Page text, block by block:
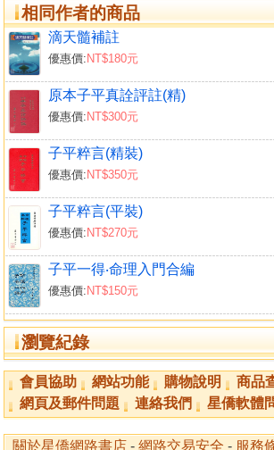
相同作者的商品
滴天髓補註
優惠價: NT$180元
原本子平真詮評註(精)
優惠價: NT$300元
子平粹言(精裝)
優惠價: NT$350元
子平粹言(平裝)
優惠價: NT$270元
子平一得‧命理入門合編
優惠價: NT$150元
瀏覽紀錄
會員協助 網站功能 購物說明 商品
網頁及郵件問題
連絡我們 星僑軟體
關於星僑網路書店 - 網路交易安全 - 服務